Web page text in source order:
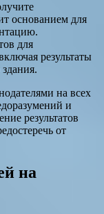
основанием для
для
результаты
на всех
и
результатов
от
на